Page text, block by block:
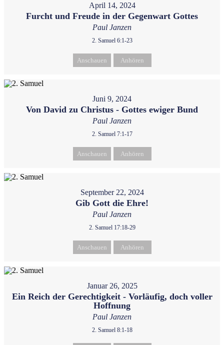
April 14, 2024
Furcht und Freude in der Gegenwart Gottes
Paul Janzen
2. Samuel 6:1-23
Anschauen Anhören
Juni 9, 2024
Von David zu Christus - Gottes ewiger Bund
Paul Janzen
2. Samuel 7:1-17
Anschauen Anhören
September 22, 2024
Gib Gott die Ehre!
Paul Janzen
2. Samuel 17:18-29
Anschauen Anhören
Januar 26, 2025
Ein Reich der Gerechtigkeit - Vorläufig, doch voller
Hoffnung
Paul Janzen
2. Samuel 8:1-18